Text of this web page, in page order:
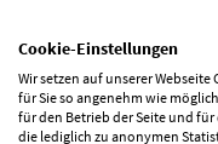
Vertrag widerrufen
Cookie-Einstellungen
Wir setzen auf unserer
für Sie so angenehm wie
für den Betrieb der Seite und
die lediglich zu anonymen